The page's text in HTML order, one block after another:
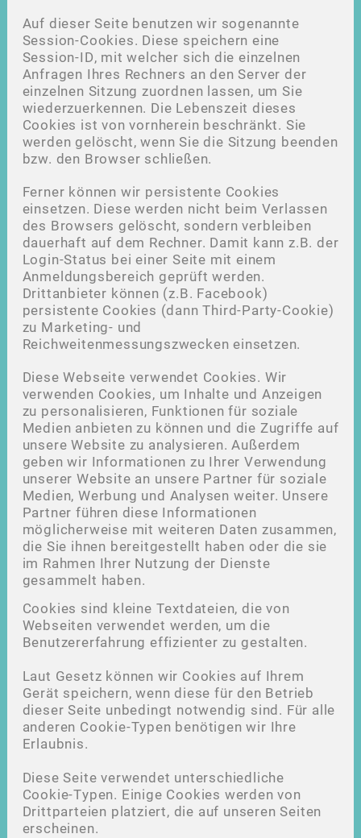
Auf dieser Seite benutzen wir sogenannte
Session-Cookies. Diese speichern eine
Session-ID, mit welcher sich die einzelnen
Anfragen Ihres Rechners an den Server der
einzelnen Sitzung zuordnen lassen, um Sie
wiederzuerkennen. Die Lebenszeit dieses
Cookies ist von vornherein beschränkt. Sie
werden gelöscht, wenn Sie die Sitzung beenden
bzw. den Browser schließen.
Ferner können wir persistente Cookies
einsetzen. Diese werden nicht beim Verlassen
des Browsers gelöscht, sondern verbleiben
dauerhaft auf dem Rechner. Damit kann z.B. der
Login-Status bei einer Seite mit einem
Anmeldungsbereich geprüft werden.
Drittanbieter können (z.B. Facebook)
persistente Cookies (dann Third-Party-Cookie)
zu Marketing- und
Reichweitenmessungszwecken einsetzen.
Diese Webseite verwendet Cookies. Wir
verwenden Cookies, um Inhalte und Anzeigen
zu personalisieren, Funktionen für soziale
Medien anbieten zu können und die Zugriffe auf
unsere Website zu analysieren. Außerdem
geben wir Informationen zu Ihrer Verwendung
unserer Website an unsere Partner für soziale
Medien, Werbung und Analysen weiter. Unsere
Partner führen diese Informationen
möglicherweise mit weiteren Daten zusammen,
die Sie ihnen bereitgestellt haben oder die sie
im Rahmen Ihrer Nutzung der Dienste
gesammelt haben.
Cookies sind kleine Textdateien, die von
Webseiten verwendet werden, um die
Benutzererfahrung effizienter zu gestalten.
Laut Gesetz können wir Cookies auf Ihrem
Gerät speichern, wenn diese für den Betrieb
dieser Seite unbedingt notwendig sind. Für alle
anderen Cookie-Typen benötigen wir Ihre
Erlaubnis.
Diese Seite verwendet unterschiedliche
Cookie-Typen. Einige Cookies werden von
Drittparteien platziert, die auf unseren Seiten
erscheinen.